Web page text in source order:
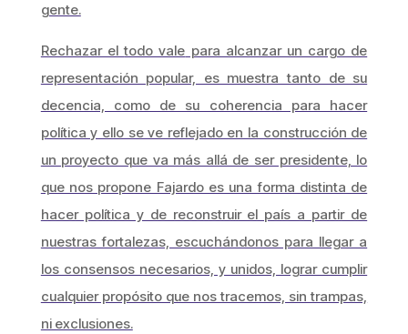
gente.
Rechazar eltodo vale para alcanzar un cargo de
representación popular, es muestra tanto de su
decencia, como de su coherencia para hacer
política y ello se ve reflejado en la construcción de
un proyecto que va más allá de ser presidente, lo
que nos propone Fajardo es una forma distinta de
hacer política y de reconstruir el país a partir de
nuestras fortalezas, escuchándonos para llegar a
los consensos necesarios, y unidos, lograr cumplir
cualquier propósito que nos tracemos, sin trampas,
ni exclusiones.